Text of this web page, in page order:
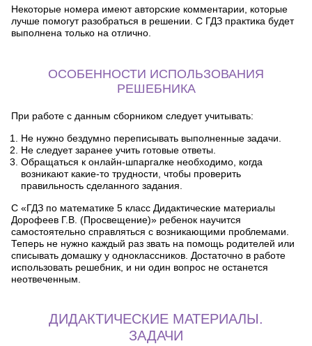
Некоторые номера имеют авторские комментарии, которые
лучше помогут разобраться в решении. С ГДЗ практика будет
выполнена только на отлично.
ОСОБЕННОСТИ ИСПОЛЬЗОВАНИЯ
РЕШЕБНИКА
При работе с данным сборником следует учитывать:
Не нужно бездумно переписывать выполненные задачи.
Не следует заранее учить готовые ответы.
Обращаться к онлайн-шпаргалке необходимо, когда
возникают какие-то трудности, чтобы проверить
правильность сделанного задания.
С «ГДЗ по математике 5 класс Дидактические материалы
Дорофеев Г.В. (Просвещение)» ребенок научится
самостоятельно справляться с возникающими проблемами.
Теперь не нужно каждый раз звать на помощь родителей или
списывать домашку у одноклассников. Достаточно в работе
использовать решебник, и ни один вопрос не останется
неотвеченным.
ДИДАКТИЧЕСКИЕ МАТЕРИАЛЫ.
ЗАДАЧИ